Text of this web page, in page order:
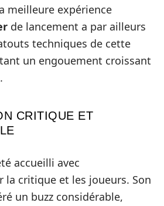
meilleure expérience
de lancement a par ailleurs
techniques de cette
un engouement croissant
CRITIQUE ET
accueilli avec
la critique et les joueurs. Son
un buzz considérable,